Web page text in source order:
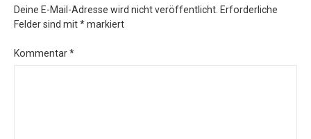
Deine E-Mail-Adresse wird nicht veröffentlicht. Erforderliche
Felder sind mit*markiert
Kommentar*